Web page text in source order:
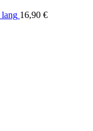
lang 16,90 €